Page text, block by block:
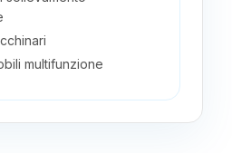
multifunzione